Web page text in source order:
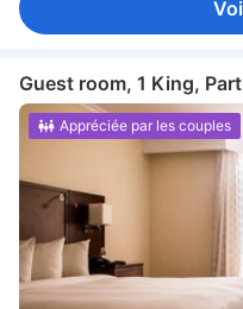
Guest room, 1 King,
Appréciée par les couples